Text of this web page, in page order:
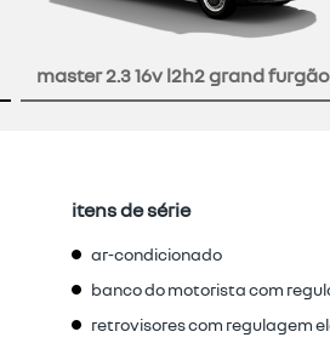
master 2.3 16v l2h2 grand furgão
itens de série
ar-condicionado
banco do motorista com
retrovisores com regulagem